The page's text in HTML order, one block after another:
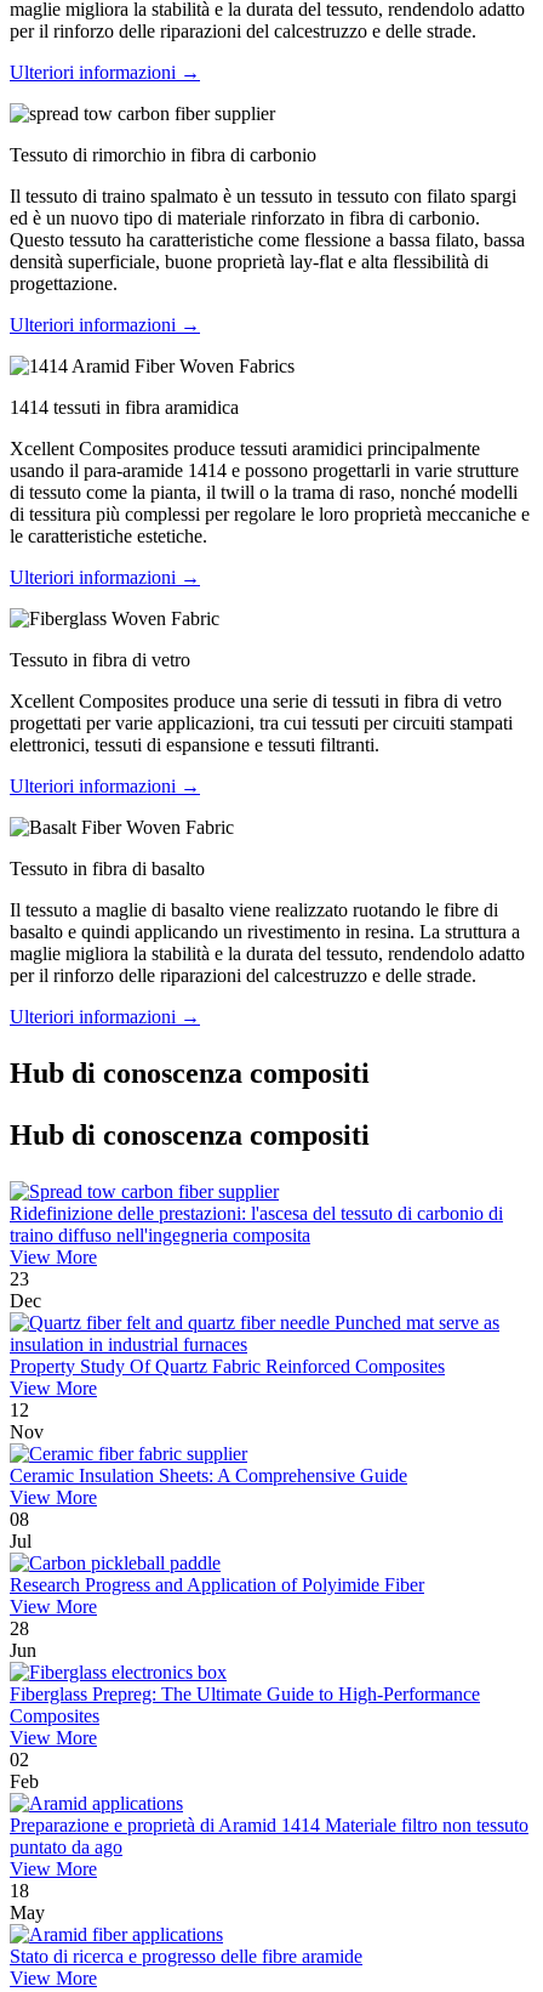
maglie migliora la stabilità e la durata del tessuto, rendendolo adatto
per il rinforzo delle riparazioni del calcestruzzo e delle strade.
Ulteriori informazioni →
Tessuto di rimorchio in fibra di carbonio
Il tessuto di traino spalmato è un tessuto in tessuto con filato spargi
ed è un nuovo tipo di materiale rinforzato in fibra di carbonio.
Questo tessuto ha caratteristiche come flessione a bassa filato, bassa
densità superficiale, buone proprietà lay-flat e alta flessibilità di
progettazione.
Ulteriori informazioni →
1414 tessuti in fibra aramidica
Xcellent Composites produce tessuti aramidici principalmente
usando il para-aramide 1414 e possono progettarli in varie strutture
di tessuto come la pianta, il twill o la trama di raso, nonché modelli
di tessitura più complessi per regolare le loro proprietà meccaniche e
le caratteristiche estetiche.
Ulteriori informazioni →
Tessuto in fibra di vetro
Xcellent Composites produce una serie di tessuti in fibra di vetro
progettati per varie applicazioni, tra cui tessuti per circuiti stampati
elettronici, tessuti di espansione e tessuti filtranti.
Ulteriori informazioni →
Tessuto in fibra di basalto
Il tessuto a maglie di basalto viene realizzato ruotando le fibre di
basalto e quindi applicando un rivestimento in resina. La struttura a
maglie migliora la stabilità e la durata del tessuto, rendendolo adatto
per il rinforzo delle riparazioni del calcestruzzo e delle strade.
Ulteriori informazioni →
Hub di conoscenza compositi
Hub di conoscenza compositi
Ridefinizione delle prestazioni: l'ascesa del tessuto di carbonio di
traino diffuso nell'ingegneria composita
View More
23
Dec
Property Study Of Quartz Fabric Reinforced Composites
View More
12
Nov
Ceramic Insulation Sheets: A Comprehensive Guide
View More
08
Jul
Research Progress and Application of Polyimide Fiber
View More
28
Jun
Fiberglass Prepreg: The Ultimate Guide to High-Performance
Composites
View More
02
Feb
Preparazione e proprietà di Aramid 1414 Materiale filtro non tessuto
puntato da ago
View More
18
May
Stato di ricerca e progresso delle fibre aramide
View More